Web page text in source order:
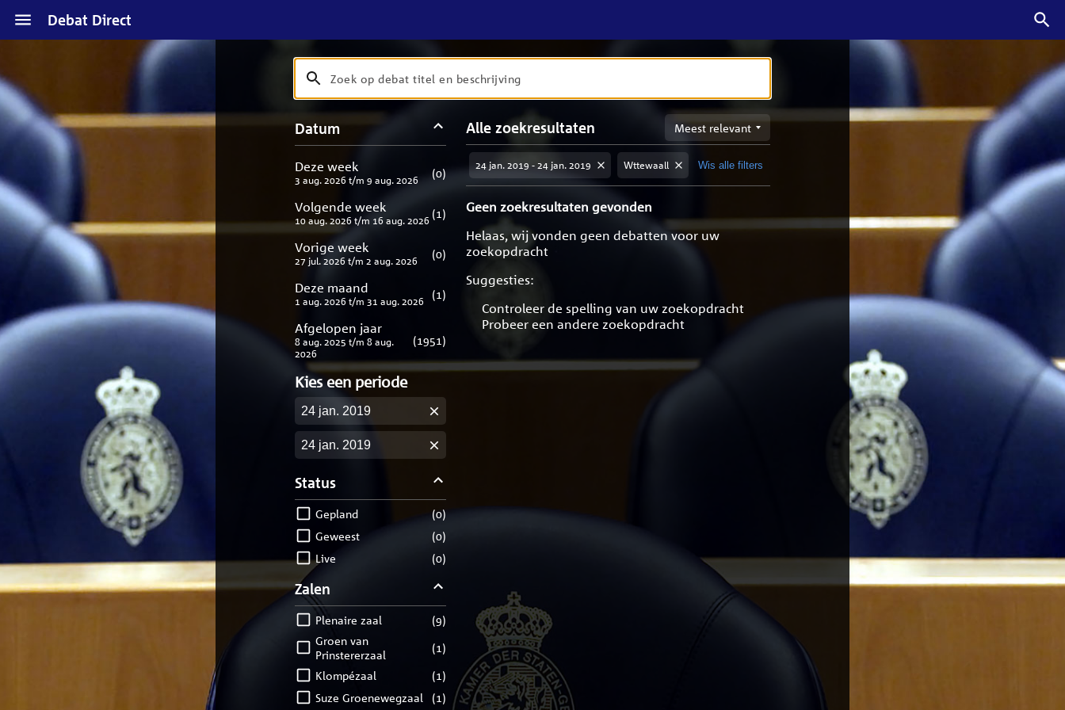
hoofdinhoudDebat Direct
Zoeken
Zoek
op
debat
titel
en
beschrijving
zoekresultaten
Verfijn
uw
resultaten
Datum
Deze week
3 aug. 2026 t/m 9 aug. 2026
(0)
Volgende week
10 aug. 2026 t/m 16 aug. 2026
(1 )
Vorige week
27 jul. 2026 t/m 2 aug. 2026
(0)
Deze maand
1 aug. 2026 t/m 31 aug. 2026
(1 )
Afgelopen jaar
8 aug. 2025 t/m 8 aug.
2026
(1951 )
Kies een periode
Startdatum
Einddatum
Status
gepland (0)
geweest
(0)
live
(0)
Zalen
Plenaire zaal (9)
Groen van
Prinstererzaal
(1 )
Klompézaal
(1 )
Suze Groenewegzaal
(1 )
Alle zoekresultaten
Sorteren
op
meest
relevant
24 jan. 2019 - 24 jan. 2019 Wttewaall Wis alle filters
Geen zoekresultaten gevonden
Helaas, wij vonden geen debatten voor uw
zoekopdracht
Suggesties:
Controleer de spelling van uw zoekopdracht
Probeer een andere zoekopdracht